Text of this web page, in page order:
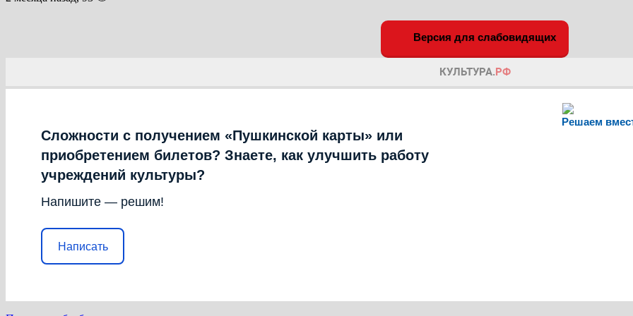
Версия для слабовидящих
Решаем
Сложности с получением «Пушкинской карты» или
приобретением билетов? Знаете, как улучшить работу
учреждений культуры?
Напишите — решим!
Написать